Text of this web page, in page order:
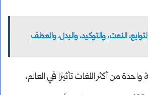
النعت، والتوكيد، والبدل، والعطف
واحدة من أكثر اللغات تأثيرًا في العالم،